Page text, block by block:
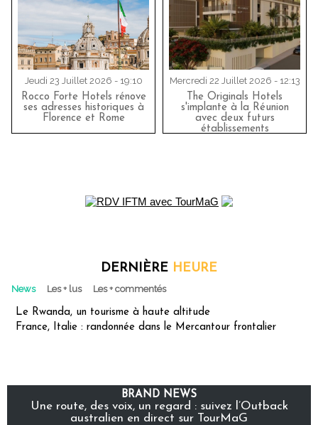
Jeudi 23 Juillet 2026 - 19:10
Rocco Forte Hotels rénove
ses adresses historiques à
Florence et Rome
Mercredi 22 Juillet 2026 - 12:13
The Originals Hotels
s'implante à la Réunion
avec deux futurs
établissements
DERNIÈRE HEURE
News Les + lus Les + commentés
Le Rwanda, un tourisme à haute altitude
France, Italie : randonnée dans le Mercantour frontalier
BRAND NEWS
Une route, des voix, un regard : suivez l’Outback
australien en direct sur TourMaG